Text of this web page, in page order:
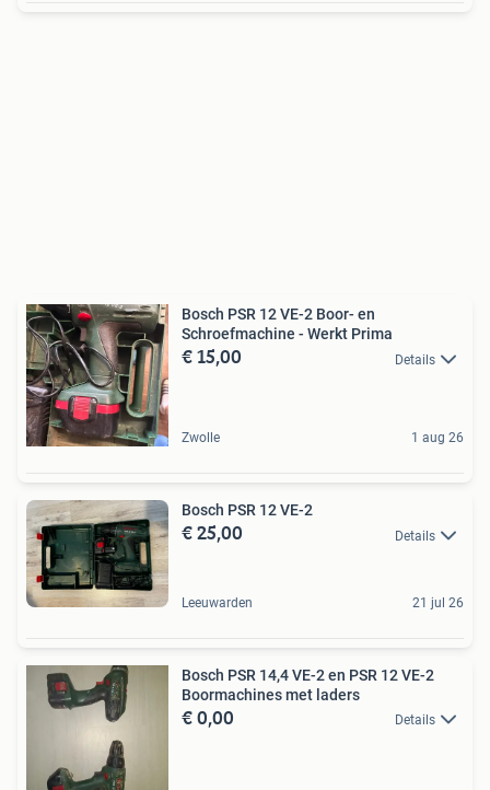
Bosch PSR 12 VE-2 Boor- en
Schroefmachine - Werkt Prima
€ 15,00 Details
Zwolle 1 aug 26
Bosch PSR 12 VE-2
€ 25,00 Details
Leeuwarden 21 jul 26
Bosch PSR 14,4 VE-2 en PSR 12 VE-2
Boormachines met laders
€ 0,00 Details